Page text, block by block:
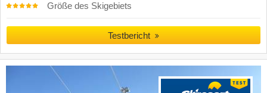
Größe des Skigebiets
Testbericht